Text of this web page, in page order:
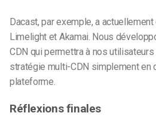
Dacast, par exemple, a
Limelight et Akamai. Nous
CDN qui permettra à nos
stratégie multi-CDN simplement en
plateforme.
Réflexions finales